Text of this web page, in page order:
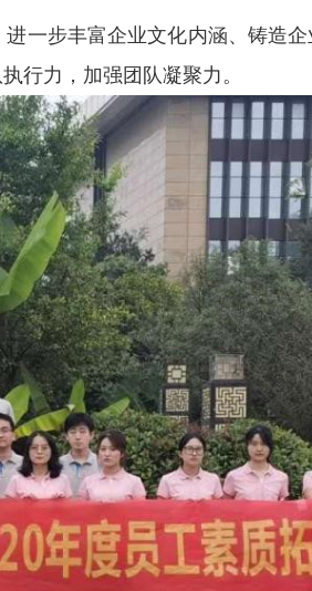
一步丰富企业文化内涵、铸造
行力，加强团队凝聚力。